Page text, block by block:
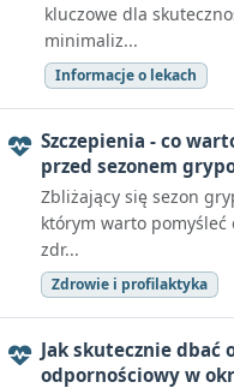
kluczowe dla
minimaliz...
Informacje o lekach
Szczepienia - co
przed sezonem
Zbliżający się sezon
którym warto pomyśleć
zdr...
Zdrowie i profilaktyka
Jak skutecznie dbać
odpornościowy w